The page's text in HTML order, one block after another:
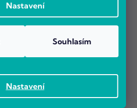
Nastavení
Nastavení
Souhlasím